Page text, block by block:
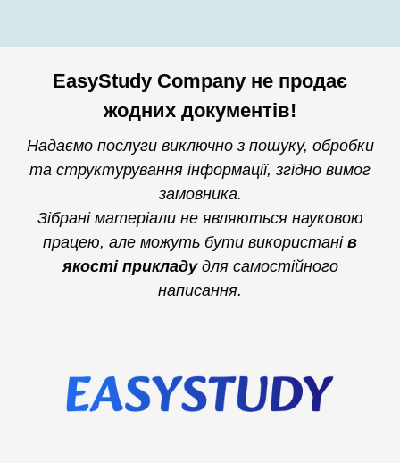
EasyStudy Company не продає
жодних документів!
Надаємо послуги виключно з пошуку, обробки
та структурування інформації, згідно вимог
замовника.
Зібрані матеріали не являються науковою
працею, але можуть бути використані в
якості прикладудля самостійного
написання.